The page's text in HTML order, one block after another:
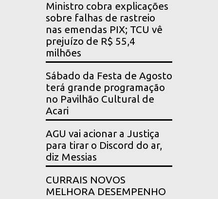
Ministro cobra explicações
sobre falhas de rastreio
nas emendas PIX; TCU vê
prejuízo de R$ 55,4
milhões
Sábado da Festa de Agosto
terá grande programação
no Pavilhão Cultural de
Acari
AGU vai acionar a Justiça
para tirar o Discord do ar,
diz Messias
CURRAIS NOVOS
MELHORA DESEMPENHO